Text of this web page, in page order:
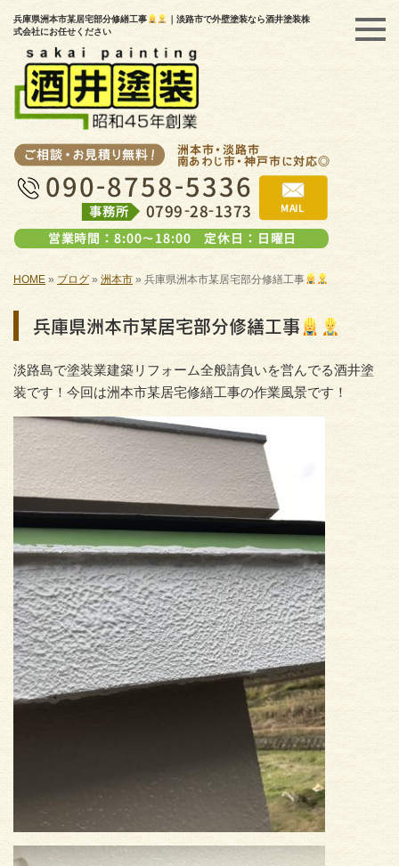
兵庫県洲本市某居宅部分修繕工事
｜淡路市で外壁塗装なら酒井塗装株
式会社にお任せください
HOME » ブログ» 洲本市 » 兵庫県洲本市某居宅部分修繕工事
兵庫県洲本市某居宅部分修繕工事
淡路島で塗装業建築リフォーム全般請負いを営んでる酒井塗
装です！今回は洲本市某居宅修繕工事の作業風景です！